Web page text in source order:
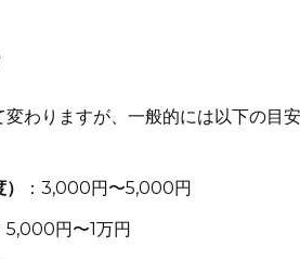
わりますが、一般的には以下の目
：3,000円〜5,000円
5,000円〜1万円